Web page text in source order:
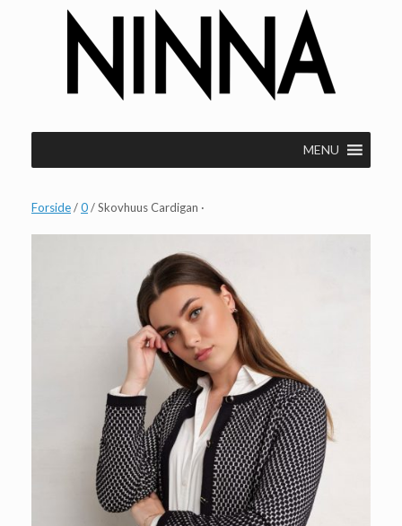
MENU
Forside/0/ Skovhuus Cardigan ·